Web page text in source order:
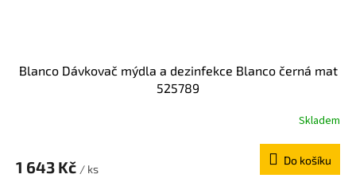
Blanco Dávkovač mýdla a dezinfekce Blanco černá mat
525789
Skladem
1 643 Kč / ks
Do košíku